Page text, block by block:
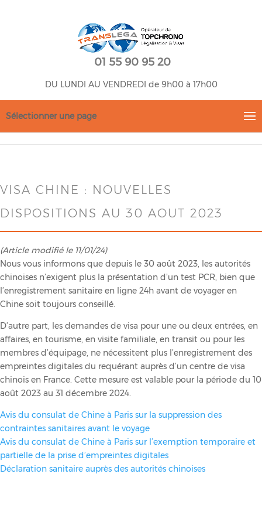
01 55 90 95 20
DU LUNDI AU VENDREDI de 9h00 à 17h00
Sélectionner une page
VISA CHINE : NOUVELLES
DISPOSITIONS AU 30 AOUT 2023
(Article modifié le 11/01/24)
Nous vous informons que depuis le 30 août 2023, les autorités
chinoises n’exigent plus la présentation d’un test PCR, bien que
l’enregistrement sanitaire en ligne 24h avant de voyager en
Chine soit toujours conseillé.
D’autre part, les demandes de visa pour une ou deux entrées, en
affaires, en tourisme, en visite familiale, en transit ou pour les
membres d’équipage, ne nécessitent plus l’enregistrement des
empreintes digitales du requérant auprès d’un centre de visa
chinois en France. Cette mesure est valable pour la période du 10
août 2023 au 31 décembre 2024.
Avis du consulat de Chine à Paris sur la suppression des
contraintes sanitaires avant le voyage
Avis du consulat de Chine à Paris sur l’exemption temporaire et
partielle de la prise d’empreintes digitales
Déclaration sanitaire auprès des autorités chinoises